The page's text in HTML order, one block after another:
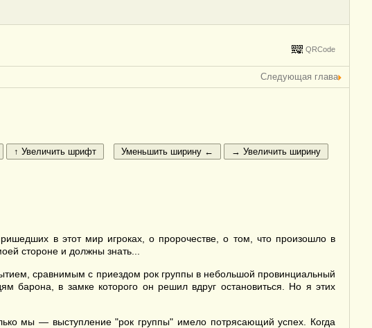
QRCode
Следующая глава
в этот мир игроках, о пророчестве, о том, что произошло в
стороне и должны знать...
сравнимым с приездом рок группы в небольшой провинциальный
барона, в замке которого он решил вдруг остановиться. Но я этих
мы — выступление "рок группы" имело потрясающий успех. Когда